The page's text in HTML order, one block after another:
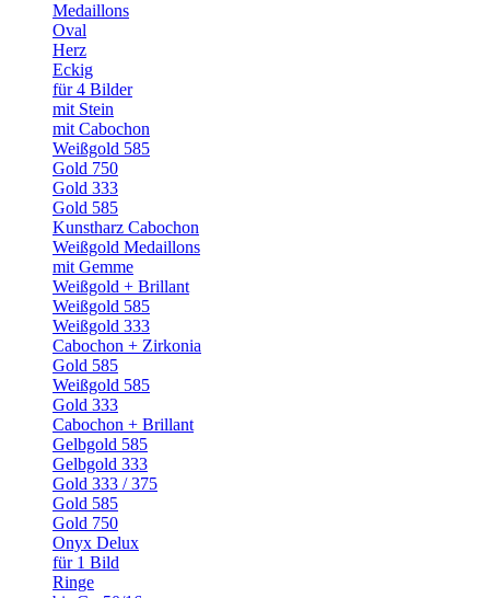
Medaillons
Oval
Herz
Eckig
für 4 Bilder
mit Stein
mit Cabochon
Weißgold 585
Gold 750
Gold 333
Gold 585
Kunstharz Cabochon
Weißgold Medaillons
mit Gemme
Weißgold + Brillant
Weißgold 585
Weißgold 333
Cabochon + Zirkonia
Gold 585
Weißgold 585
Gold 333
Cabochon + Brillant
Gelbgold 585
Gelbgold 333
Gold 333 / 375
Gold 585
Gold 750
Onyx Delux
für 1 Bild
Ringe